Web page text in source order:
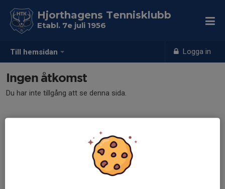
Till hemsidan Logga in
Hjorthagens Tennisklubb
Etabl. 7e juli 1956
Ingen åtkomst
Du har inte tillgång att se denna sida.